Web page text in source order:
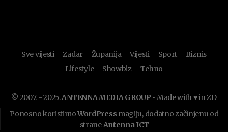
Sve vijesti Zadar Županija Vijesti Sport
Biznis
Lifestyle
Showbiz Tehno
© 2007. - 2025.ANTENNA MEDIA GROUP • Made with ♥ in ZD
Ponosno koristimoWordPress magiju, dodatno začinjenu od
straneAntenna ICT